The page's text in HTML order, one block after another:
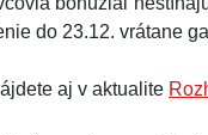
do 23.12. vrátane
aj v aktualite